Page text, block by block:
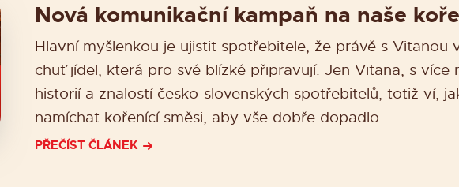
Nová komunikační kampaň na naše
Hlavní myšlenkou je ujistit spotřebitele, že právě s Vitanou
chuť jídel, která pro své blízké připravují. Jen Vitana, s více
historií a znalostí česko-slovenských spotřebitelů, totiž ví,
namíchat kořenící směsi, aby vše dobře dopadlo.
PŘEČÍST ČLÁNEK